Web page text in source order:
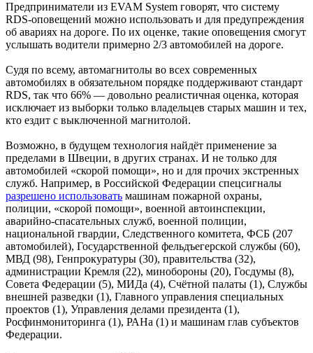
Предприниматели из EVAM System говорят, что систему
RDS-оповещений можно использовать и для предупреждения
об авариях на дороге. По их оценке, такие оповещения смогут
услышать водители примерно 2/3 автомобилей на дороге.
Судя по всему, автомагнитолы во всех современных
автомобилях в обязательном порядке поддерживают стандарт
RDS, так что 66% — довольно реалистичная оценка, которая
исключает из выборки только владельцев старых машин и тех,
кто ездит с выключенной магнитолой.
Возможно, в будущем технология найдёт применение за
пределами в Швеции, в других странах. И не только для
автомобилей «скорой помощи», но и для прочих экстренных
служб. Например, в Российской Федерации спецсигналы
разрешено использовать машинам пожарной охраны,
полиции, «скорой помощи», военной автоинспекции,
аварийно-спасательных служб, военной полиции,
национальной гвардии, Следственного комитета, ФСБ (207
автомобилей), Государственной фельдъегерской службы (60),
МВД (98), Генпрокуратуры (30), правительства (32),
администрации Кремля (22), минобороны (20), Госдумы (8),
Совета Федерации (5), МИДа (4), Счётной палаты (1), Службы
внешней разведки (1), Главного управления специальных
проектов (1), Управления делами президента (1),
Росфинмониторинга (1), РАНа (1) и машинам глав субъектов
Федерации.